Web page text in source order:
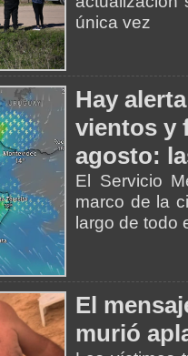
única vez
Hay
vientos y
agosto:
El Servicio
marco de la
largo de todo
El
murió